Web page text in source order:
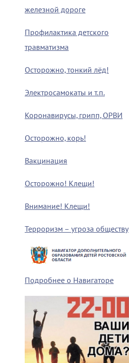
железной дороге
Профилактика детского
травматизма
Осторожно, тонкий лёд!
Электросамокаты и т.п.
Коронавирусы, грипп, ОРВИ
Осторожно, корь!
Вакцинация
Осторожно! Клещи!
Внимание! Клещи!
Терроризм – угроза обществу
Подробнее о Навигаторе